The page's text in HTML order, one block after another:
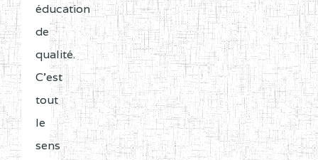
éducation
de
qualité.
C'est
tout
le
sens